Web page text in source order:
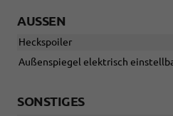
AUSSEN
Heckspoiler
Außenspiegel elektrisch
SONSTIGES